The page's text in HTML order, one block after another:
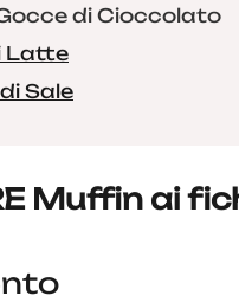
di Cioccolato
Latte
Sale
Muffin ai